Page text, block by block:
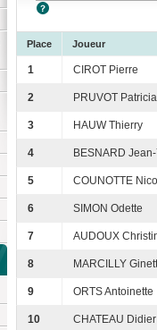
Place Joueur
1 CIROT Pierre
2 PRUVOT Patricia
3 HAUW Thierry
4 BESNARD
5 COUNOTTE
6 SIMON Odette
7 AUDOUX
8 MARCILLY
9 ORTS Antoinette
10 CHATEAU Didier